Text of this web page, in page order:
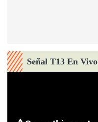
Señal T13 En Vivo